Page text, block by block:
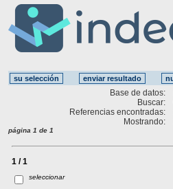
Base de datos:
Buscar:
Referencias encontradas:
Mostrando:
página 1 de 1
1 / 1
seleccionar